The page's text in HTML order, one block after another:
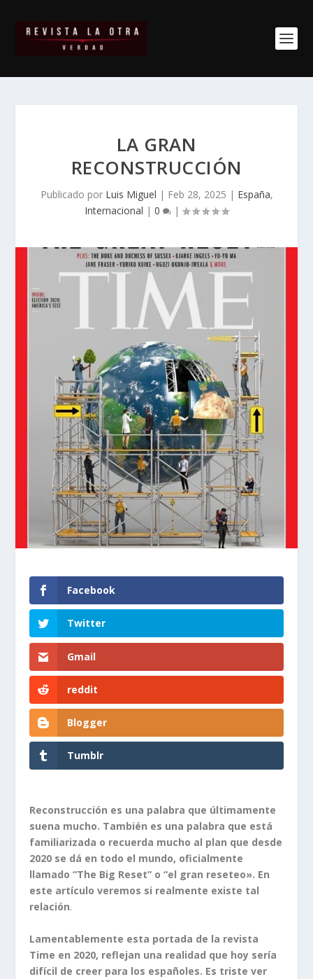
LA GRAN
RECONSTRUCCIÓN
Publicado por Luis Miguel | Feb 28, 2025 | España,
Internacional | 0 |
Facebook
Twitter
Gmail
reddit
Blogger
Tumblr
Reconstrucción es una palabra que últimamente
suena mucho. También es una palabra que está
familiarizada o recuerda mucho al plan que desde
2020 se dá en todo el mundo, oficialmente
llamado “The Big Reset” o “el gran reseteo». En
este artículo veremos si realmente existe tal
relación.
Lamentablemente esta portada de la revista
Time en 2020, reflejan una realidad que hoy sería
difícil de creer para los españoles. Es triste ver